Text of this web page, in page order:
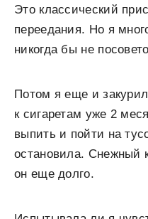
Это классический
переедания. Но я
никогда бы не
Потом я еще и
к сигаретам уже 2
выпить и пойти на
остановила. Снежный
он еще долго.